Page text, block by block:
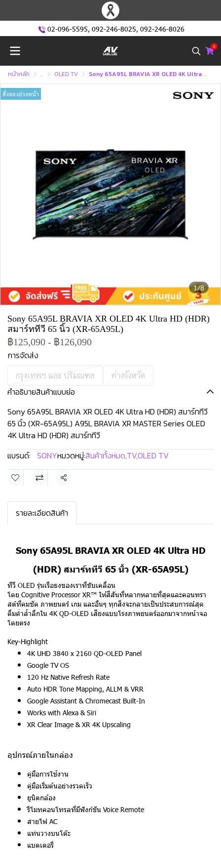
02-096-5595, 092-246-8025, 092-246-8026
0
หน้าหลัก ... OLED TV Sony 65A95L BRAVIA XR OLED 4K Ultra HD (HDR) สมาร์ททีวี 65 นิ้ว (XR-65A95L)
1/8
สั่งจองล่วงหน้า
Sony 65A95L BRAVIA XR OLED 4K Ultra HD (HDR)
สมาร์ททีวี 65 นิ้ว (XR-65A95L)
฿125,090 - ฿126,090
การจัดส่ง
กรุงเทพฯ และ ปริมณฑล ต่างจังหวัด
คำอธิบายสินค้าแบบย่อ
Sony 65A95L BRAVIA XR OLED 4K Ultra HD (HDR) สมาร์ททีวี
65 นิ้ว (XR-65A95L) A95L BRAVIA XR MASTER Series OLED
4K Ultra HD (HDR) สมาร์ททีวี
แบรนด์: SONYหมวดหมู่:สินค้าทั้งหมด,TV,OLED TV
แชร์
รายละเอียดสินค้า
Sony 65A95L BRAVIA XR OLED 4K Ultra HD
(HDR) สมาร์ททีวี 65 นิ้ว (XR-65A95L)
ทีวี OLED รุ่นเรือธงของเราที่ขับเคลื่อน
โดย Cognitive Processor XR™ ให้สีสันที่หลากหลายที่สุดและคอนทรา
สต์ที่คมชัด ภาพยนตร์ เกม และอื่นๆ ทุกสิ่งจะกลายเป็นประสบการณ์สุด
ดื่มด่ำล้ำลึกใน 4K QD-OLED เสียงแบบโรงภาพยนตร์ออกมาจากหน้าจอ
โดยตรง
Key-Highlight
4K UHD 3840 x 2160 QD-OLED Panel
Google TV OS
120 Hz Native Refresh Rate
Auto HDR Tone Mapping, ALLM & VRR
Google Assistant & Chromecast Built-In
Works with Alexa & Siri
XR Clear Image & XR 4K Upscaling
อุปกรณ์ภายในกล่อง
คู่มือการใช้งาน
คู่มือเริ่มต้นอย่างรวดเร็ว
ยูนิตกล้อง
รีโมทคอนโทรลที่มีฟังก์ชัน Voice Remote
สายไฟ AC
แท่นวางบนโต๊ะ
แบตเตอรี่